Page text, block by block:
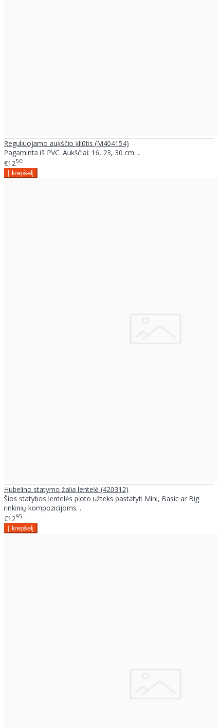
Reguliuojamo aukščio kliūtis (M404154)
Pagaminta iš PVC. Aukščiai: 16, 23, 30 cm. ..
€1250
Hubelino statymo žalia lentelė (420312)
Šios statybos lentelės ploto užteks pastatyti Mini, Basic ar Big
rinkinių kompozicijoms. ..
€1295